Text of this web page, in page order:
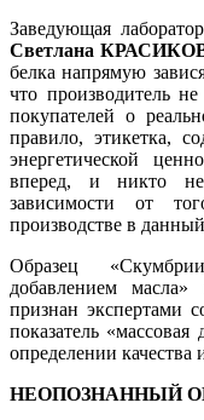
Заведующая
Светлана
белка напрямую
что производитель
покупателей о
правило, этикетка,
энергетической
вперед, и никто не
зависимости от
производстве в
Образец
добавлением
признан экспертами
показатель
определении качества
НЕОПОЗНАННЫЙ